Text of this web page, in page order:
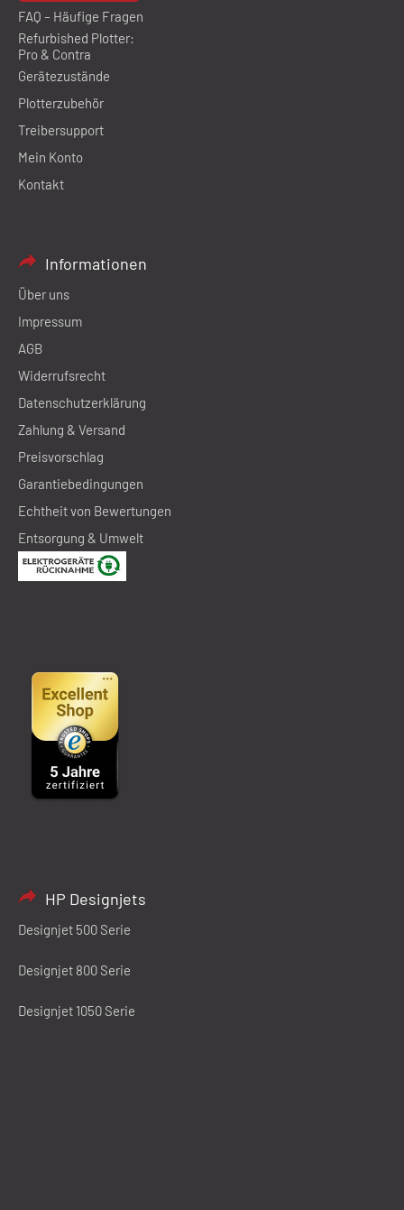
FAQ – Häufige Fragen
Refurbished Plotter:
Pro & Contra
Gerätezustände
Plotterzubehör
Treibersupport
Mein Konto
Kontakt
Informationen
Über uns
Impressum
AGB
Widerrufsrecht
Datenschutzerklärung
Zahlung & Versand
Preisvorschlag
Garantiebedingungen
Echtheit von Bewertungen
Entsorgung & Umwelt
HP Designjets
Designjet 500 Serie
Designjet 800 Serie
Designjet 1050 Serie